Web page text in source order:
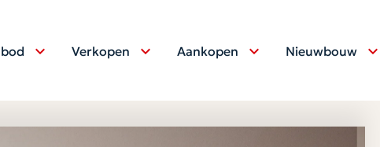
Verkopen Aankopen Nieuwbouw